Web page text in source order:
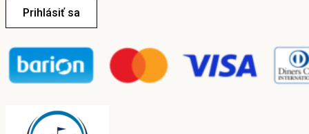
Prihlásiť sa